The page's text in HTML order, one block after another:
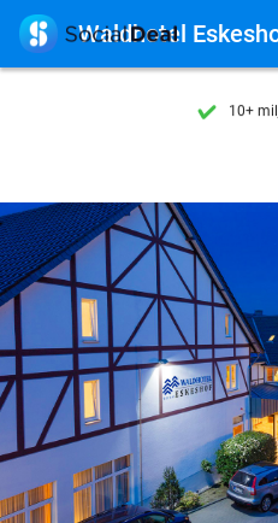
7 dagen per
10+
7 dagen per
10+
 Waldhotel